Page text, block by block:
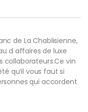
de La Chablisienne,
d affaires de luxe
collaborateurs.Ce vin
qu’il vous faut si
qui accordent